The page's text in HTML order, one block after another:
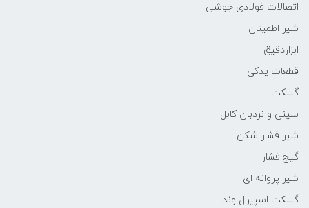
اتصالات فولادی جوشی
شیر اطمینان
ابزاردقیق
قطعات یدکی
گسکت
سینی و نردبان کابل
شیر فشار شکن
گیج فشار
شیر پروانه ای
گسکت اسپیرال وند